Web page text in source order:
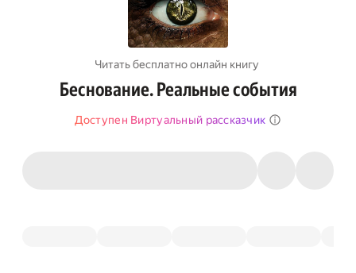
Читать бесплатно онлайн книгу
Беснование. Реальные события
Доступен Виртуальный рассказчик